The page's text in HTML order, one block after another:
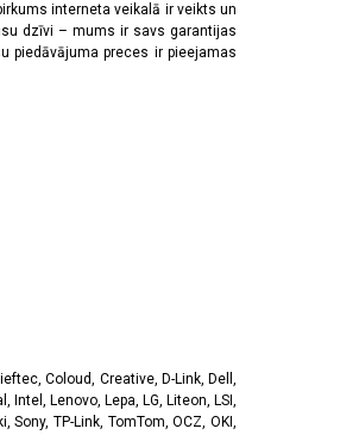
interneta veikalā ir veikts un
dzīvi – mums ir savs garantijas
piedāvājuma preces ir pieejamas
Coloud, Creative, D-Link, Dell,
Lenovo, Lepa, LG, Liteon, LSI,
TP-Link, TomTom, OCZ, OKI,